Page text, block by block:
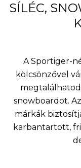
SÍLÉC,
A Sportiger-
kölcsönzővel
snowboardot.
márkák
karbantartott,